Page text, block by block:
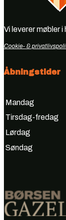
Vi leverer møbler
Cookie- &
Åbningstider
Mandag
Tirsdag-fredag
Lørdag
Søndag